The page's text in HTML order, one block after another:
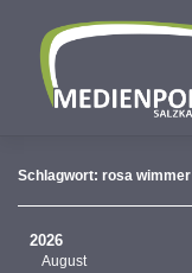
springen
Schlagwort: rosa wimmer
2026
August